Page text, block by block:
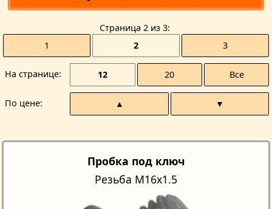
Страницa 2 из 3
1
2 3
На странице 12 20 Все
По цене ▲ ▼
Пробка под ключ
Резьба М16х1.5